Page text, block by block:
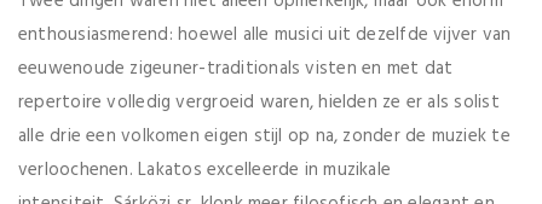
enthousiasmerend: hoewel alle musici uit dezelfde vijver van
eeuwenoude zigeuner-traditionals visten en met dat
repertoire volledig vergroeid waren, hielden ze er als solist
alle drie een volkomen eigen stijl op na, zonder de muziek te
verloochenen. Lakatos excelleerde in muzikale